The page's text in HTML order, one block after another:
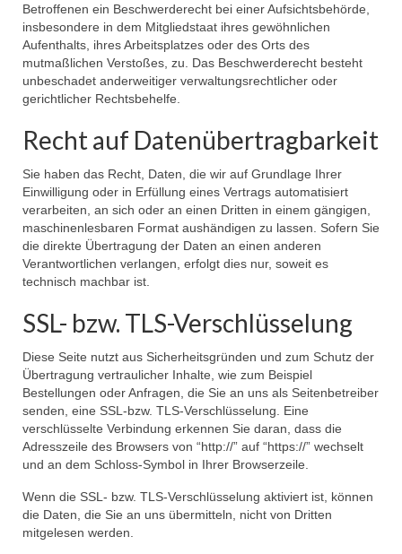
Betroffenen ein Beschwerderecht bei einer Aufsichtsbehörde,
insbesondere in dem Mitgliedstaat ihres gewöhnlichen
Aufenthalts, ihres Arbeitsplatzes oder des Orts des
mutmaßlichen Verstoßes, zu. Das Beschwerderecht besteht
unbeschadet anderweitiger verwaltungsrechtlicher oder
gerichtlicher Rechtsbehelfe.
Recht auf Datenübertragbarkeit
Sie haben das Recht, Daten, die wir auf Grundlage Ihrer
Einwilligung oder in Erfüllung eines Vertrags automatisiert
verarbeiten, an sich oder an einen Dritten in einem gängigen,
maschinenlesbaren Format aushändigen zu lassen. Sofern Sie
die direkte Übertragung der Daten an einen anderen
Verantwortlichen verlangen, erfolgt dies nur, soweit es
technisch machbar ist.
SSL- bzw. TLS-Verschlüsselung
Diese Seite nutzt aus Sicherheitsgründen und zum Schutz der
Übertragung vertraulicher Inhalte, wie zum Beispiel
Bestellungen oder Anfragen, die Sie an uns als Seitenbetreiber
senden, eine SSL-bzw. TLS-Verschlüsselung. Eine
verschlüsselte Verbindung erkennen Sie daran, dass die
Adresszeile des Browsers von “http://” auf “https://” wechselt
und an dem Schloss-Symbol in Ihrer Browserzeile.
Wenn die SSL- bzw. TLS-Verschlüsselung aktiviert ist, können
die Daten, die Sie an uns übermitteln, nicht von Dritten
mitgelesen werden.